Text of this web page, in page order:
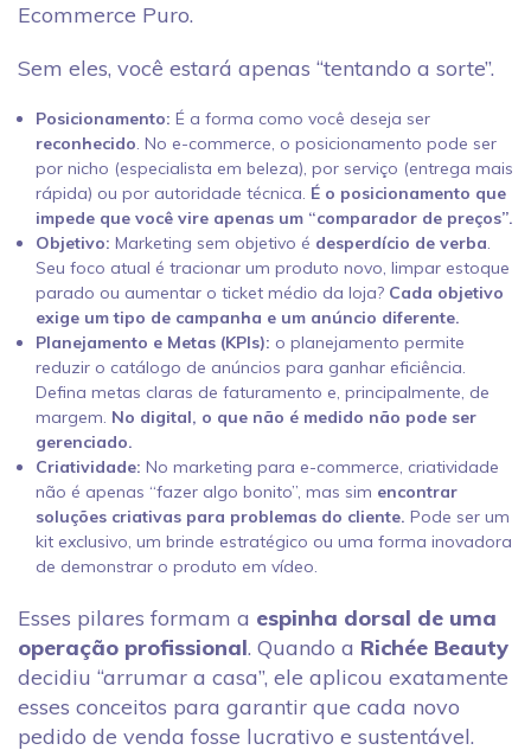
Ecommerce Puro.
Sem eles, você estará apenas “tentando a sorte”.
Posicionamento: É a forma como você deseja ser
reconhecido. No e-commerce, o posicionamento pode ser
por nicho (especialista em beleza), por serviço (entrega mais
rápida) ou por autoridade técnica. É o posicionamento que
impede que você vire apenas um “comparador de preços”.
Objetivo: Marketing sem objetivo é desperdício de verba.
Seu foco atual é tracionar um produto novo, limpar estoque
parado ou aumentar o ticket médio da loja? Cada objetivo
exige um tipo de campanha e um anúncio diferente.
Planejamento e Metas (KPIs): o planejamento permite
reduzir o catálogo de anúncios para ganhar eficiência.
Defina metas claras de faturamento e, principalmente, de
margem. No digital, o que não é medido não pode ser
gerenciado.
Criatividade: No marketing para e-commerce, criatividade
não é apenas “fazer algo bonito”, mas sim encontrar
soluções criativas para problemas do cliente. Pode ser um
kit exclusivo, um brinde estratégico ou uma forma inovadora
de demonstrar o produto em vídeo.
Esses pilares formam a espinha dorsal de uma
operação profissional. Quando a Richée Beauty
decidiu “arrumar a casa”, ele aplicou exatamente
esses conceitos para garantir que cada novo
pedido de venda fosse lucrativo e sustentável.